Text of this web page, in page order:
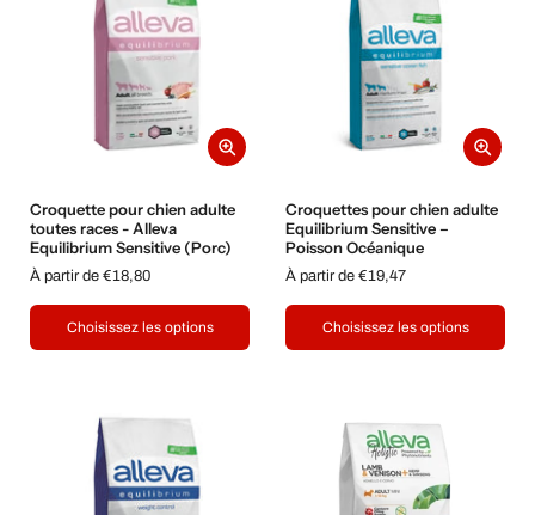
Croquette pour chien adulte
toutes races - Alleva
Equilibrium Sensitive (Porc)
À partir de €18,80
Choisissez les options
Croquettes pour chien adulte
Equilibrium Sensitive –
Poisson Océanique
À partir de €19,47
Choisissez les options